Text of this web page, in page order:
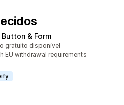
& Form
todo
gratuito disponível
EU withdrawal requirements